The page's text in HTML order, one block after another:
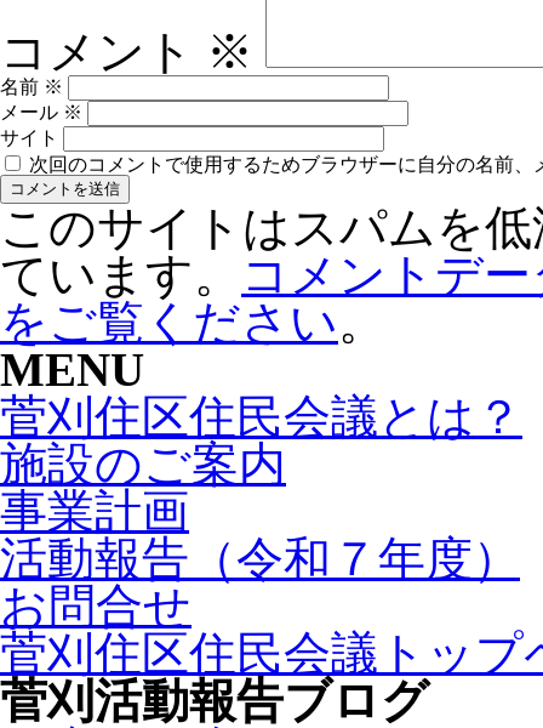
コメント ※
名前 ※
メール ※
サイト
次回のコメントで使用するためブラウザーに自分の名前
このサイトはスパムを
ています。
コメントデ
をご覧ください。
MENU
菅刈住区住民会議とは？
施設のご案内
事業計画
活動報告（令和７年度）
お問合せ
菅刈住区住民会議トップ
菅刈活動報告ブログ